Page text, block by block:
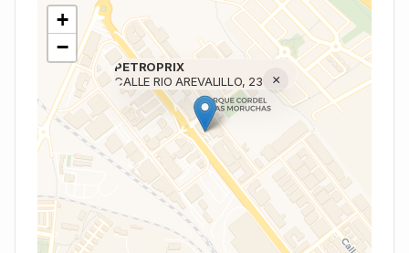
Cargando mapa (V7 Inline)...
PETROPRIX
CALLE RIO AREVALILLO, 23
×
+
−